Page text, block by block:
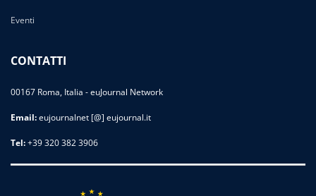
Eventi
CONTATTI
00167 Roma, Italia - euJournal Network
Email:eujournalnet [@] eujournal.it
Tel:+39 320 382 3906